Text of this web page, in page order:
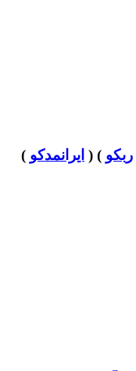
ربکو ) ( ایرانمدکو )